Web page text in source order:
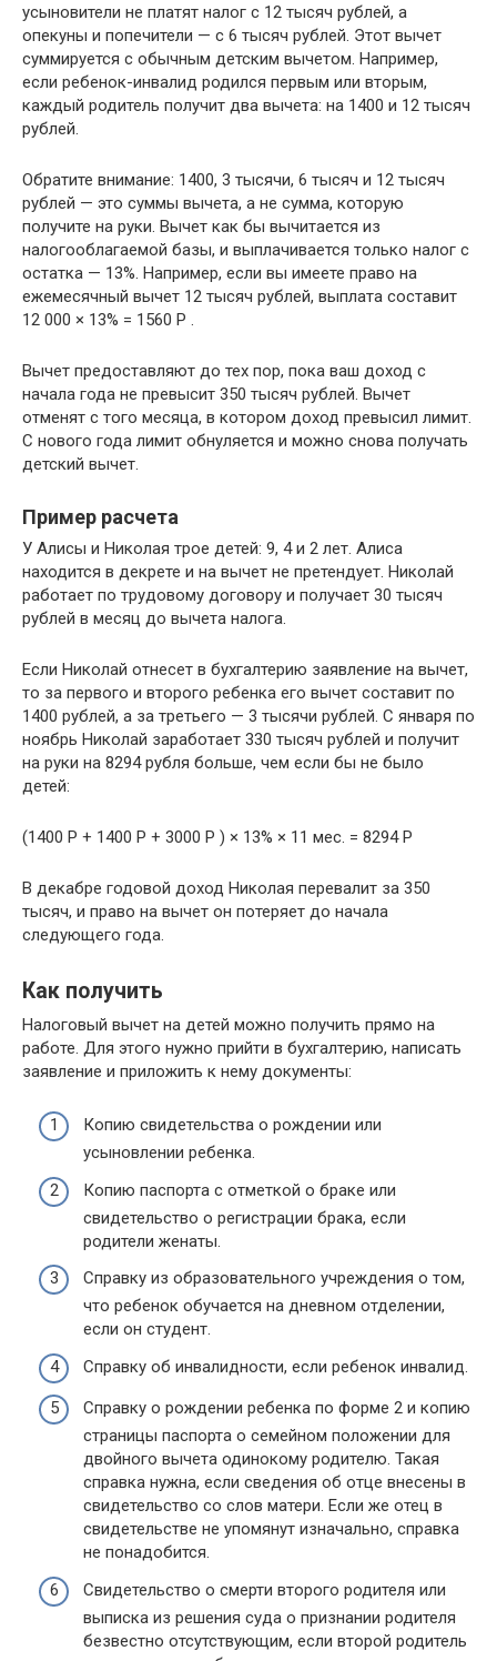
усыновители не платят налог с 12 тысяч рублей, а
опекуны и попечители — с 6 тысяч рублей. Этот вычет
суммируется с обычным детским вычетом. Например,
если ребенок-инвалид родился первым или вторым,
каждый родитель получит два вычета: на 1400 и 12 тысяч
рублей.
Обратите внимание: 1400, 3 тысячи, 6 тысяч и 12 тысяч
рублей — это суммы вычета, а не сумма, которую
получите на руки. Вычет как бы вычитается из
налогооблагаемой базы, и выплачивается только налог с
остатка — 13%. Например, если вы имеете право на
ежемесячный вычет 12 тысяч рублей, выплата составит
12 000 × 13% = 1560 Р .
Вычет предоставляют до тех пор, пока ваш доход с
начала года не превысит 350 тысяч рублей. Вычет
отменят с того месяца, в котором доход превысил лимит.
С нового года лимит обнуляется и можно снова получать
детский вычет.
Пример расчета
У Алисы и Николая трое детей: 9, 4 и 2 лет. Алиса
находится в декрете и на вычет не претендует. Николай
работает по трудовому договору и получает 30 тысяч
рублей в месяц до вычета налога.
Если Николай отнесет в бухгалтерию заявление на вычет,
то за первого и второго ребенка его вычет составит по
1400 рублей, а за третьего — 3 тысячи рублей. С января по
ноябрь Николай заработает 330 тысяч рублей и получит
на руки на 8294 рубля больше, чем если бы не было
детей:
(1400 Р + 1400 Р + 3000 Р ) × 13% × 11 мес. = 8294 Р
В декабре годовой доход Николая перевалит за 350
тысяч, и право на вычет он потеряет до начала
следующего года.
Как получить
Налоговый вычет на детей можно получить прямо на
работе. Для этого нужно прийти в бухгалтерию, написать
заявление и приложить к нему документы:
Копию свидетельства о рождении или
усыновлении ребенка.
Копию паспорта с отметкой о браке или
свидетельство о регистрации брака, если
родители женаты.
Справку из образовательного учреждения о том,
что ребенок обучается на дневном отделении,
если он студент.
Справку об инвалидности, если ребенок инвалид.
Справку о рождении ребенка по форме 2 и копию
страницы паспорта о семейном положении для
двойного вычета одинокому родителю. Такая
справка нужна, если сведения об отце внесены в
свидетельство со слов матери. Если же отец в
свидетельстве не упомянут изначально, справка
не понадобится.
Свидетельство о смерти второго родителя или
выписка из решения суда о признании родителя
безвестно отсутствующим, если второй родитель